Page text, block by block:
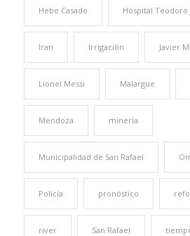
Hebe Casado Hospital Teodoro
Iran Irrigación Javier
Lionel Messi Malargüe
Mendoza minería
Municipalidad de San Rafael
Policía pronóstico
river San Rafael